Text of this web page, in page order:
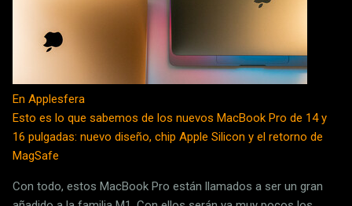
En Applesfera
Esto es lo que sabemos de los nuevos MacBook Pro de 14 y
16 pulgadas: nuevo diseño, chip Apple Silicon y el retorno de
MagSafe
Con todo, estos MacBook Pro están llamados a ser un gran